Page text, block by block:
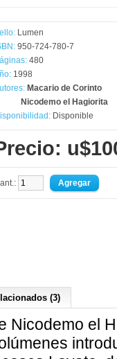
Lumen
950-724-780-7
480
1998
Macario de Corinto
Nicodemo el Hagiorita
Disponible
(3)
Nicodemo el